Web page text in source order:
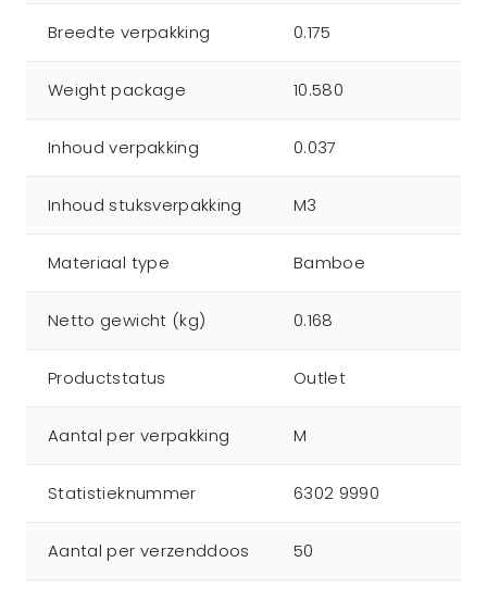
Breedte verpakking 0.175
Weight package 10.580
Inhoud verpakking 0.037
Inhoud stuksverpakking M3
Materiaal type Bamboe
Netto gewicht (kg) 0.168
Productstatus Outlet
Aantal per verpakking M
Statistieknummer 6302 9990
Aantal per verzenddoos 50